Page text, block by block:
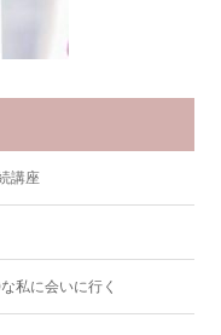
講座
私に会いに行く